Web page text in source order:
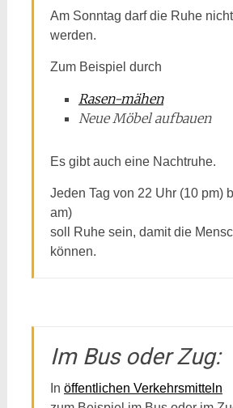
Am Sonntag darf die Ruhe
werden.
Zum Beispiel durch
Rasen-mähen
Neue Möbel aufbauen
Es gibt auch eine Nachtruhe.
Jeden Tag von 22 Uhr (10 pm)
am)
soll Ruhe sein, damit die
können.
Im Bus oder Zug:
In öffentlichen Verkehrsmitteln